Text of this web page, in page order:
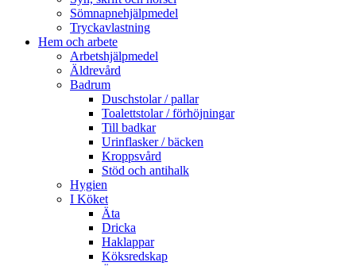
Sömnapnehjälpmedel
Tryckavlastning
Hem och arbete
Arbetshjälpmedel
Äldrevård
Badrum
Duschstolar / pallar
Toalettstolar / förhöjningar
Till badkar
Urinflasker / bäcken
Kroppsvård
Stöd och antihalk
Hygien
I Köket
Äta
Dricka
Haklappar
Köksredskap